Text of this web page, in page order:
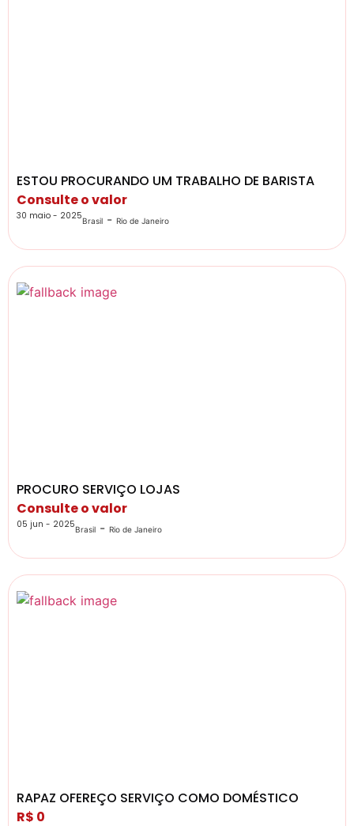
ESTOU PROCURANDO UM TRABALHO DE BARISTA
Consulte o valor
30 maio - 2025Brasil - Rio de Janeiro
PROCURO SERVIÇO LOJAS
Consulte o valor
05 jun - 2025Brasil - Rio de Janeiro
RAPAZ OFEREÇO SERVIÇO COMO DOMÉSTICO
R$ 0